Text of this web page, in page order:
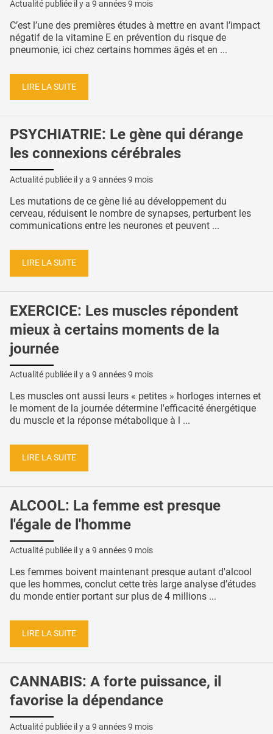
Actualité publiée il y a 9 années 9 mois
C’est l’une des premières études à mettre en avant l’impact
négatif de la vitamine E en prévention du risque de
pneumonie, ici chez certains hommes âgés et en ...
LIRE LA SUITE
PSYCHIATRIE: Le gène qui dérange
les connexions cérébrales
Actualité publiée il y a 9 années 9 mois
Les mutations de ce gène lié au développement du
cerveau, réduisent le nombre de synapses, perturbent les
communications entre les neurones et peuvent ...
LIRE LA SUITE
EXERCICE: Les muscles répondent
mieux à certains moments de la
journée
Actualité publiée il y a 9 années 9 mois
Les muscles ont aussi leurs « petites » horloges internes et
le moment de la journée détermine l'efficacité énergétique
du muscle et la réponse métabolique à l ...
LIRE LA SUITE
ALCOOL: La femme est presque
l'égale de l'homme
Actualité publiée il y a 9 années 9 mois
Les femmes boivent maintenant presque autant d'alcool
que les hommes, conclut cette très large analyse d’études
du monde entier portant sur plus de 4 millions ...
LIRE LA SUITE
CANNABIS: A forte puissance, il
favorise la dépendance
Actualité publiée il y a 9 années 9 mois